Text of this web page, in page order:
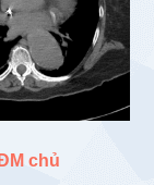
chủ